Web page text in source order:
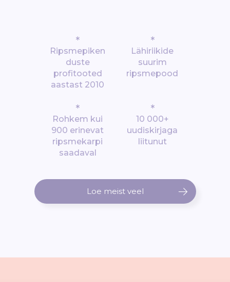
*
Ripsmepiken
duste
profitooted
aastast 2010
*
Lähiriikide
suurim
ripsmepood
*
Rohkem kui
900 erinevat
ripsmekarpi
saadaval
*
10 000+
uudiskirjaga
liitunut
Loe meist veel